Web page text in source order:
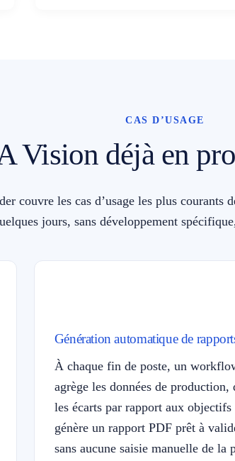
CAS D’USAGE
Vision déjà en
couvre les cas d’usage les plus courants
jours, sans développement
Génération automatique de
À chaque fin de poste, un
agrège les données de production,
les écarts par rapport aux objectifs
génère un rapport PDF prêt à
sans aucune saisie manuelle de la